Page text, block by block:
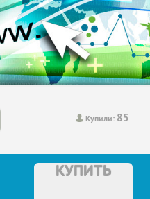
Купили: 85
КУПИТЬ